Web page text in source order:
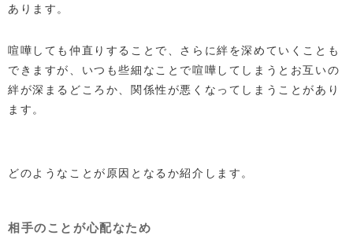
あります。
喧嘩しても仲直りすることで、さらに絆を深めていくことも
できますが、いつも些細なことで喧嘩してしまうとお互いの
絆が深まるどころか、関係性が悪くなってしまうことがあり
ます。
どのようなことが原因となるか紹介します。
相手のことが心配なため